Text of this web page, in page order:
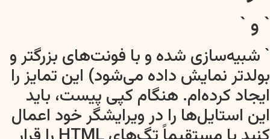
` و `
` شبیه‌سازی شده و با فونت‌های بزرگتر و
بولدتر نمایش داده می‌شود) این تمایز را
ایجاد کرده‌ام. هنگام کپی پیست، باید
این استایل‌ها را در ویرایشگر خود اعمال